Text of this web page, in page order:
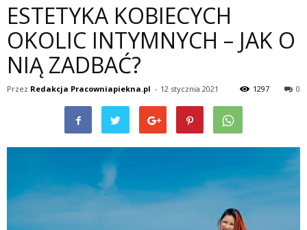
ESTETYKA KOBIECYCH
OKOLIC INTYMNYCH – JAK O
NIĄ ZADBAĆ?
Przez Redakcja Pracowniapiekna.pl - 12 stycznia 2021 0
1297